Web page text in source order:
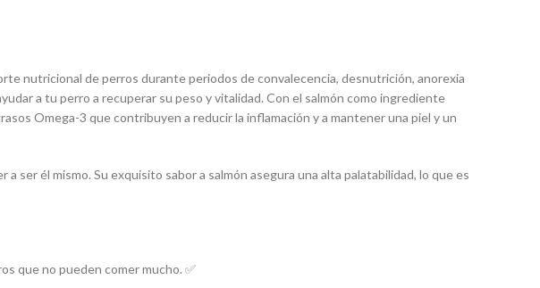
nutricional de perros durante periodos de convalecencia, desnutrición, anorexia
a tu perro a recuperar su peso y vitalidad. Con el salmón como ingrediente
Omega-3 que contribuyen a reducir la inflamación y a mantener una piel y un
ser él mismo. Su exquisito sabor a salmón asegura una alta palatabilidad, lo que es
que no pueden comer mucho. ✅